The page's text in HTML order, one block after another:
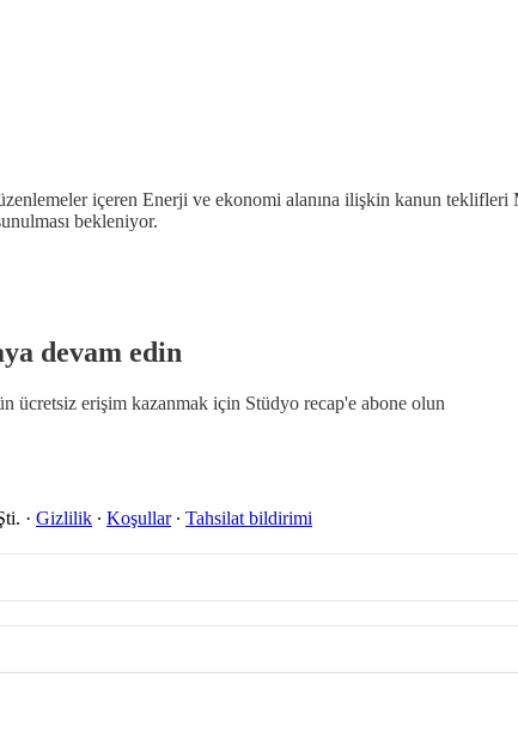
içeren Enerji ve ekonomi alanına ilişkin kanun
bekleniyor.
devam edin
ücretsiz erişim kazanmak için Stüdyo recap'e abone olun
· Gizlilik ∙ Koşullar∙ Tahsilat bildirimi